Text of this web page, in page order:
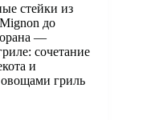
стейки из
до
—
сочетание
и
гриль